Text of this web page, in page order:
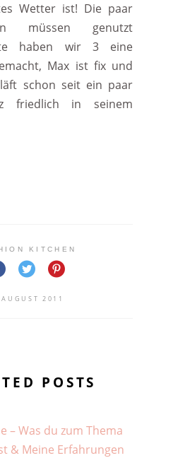
Wetter ist! Die paar
müssen genutzt
haben wir 3 eine
Max ist fix und
schon seit ein paar
friedlich in seinem
KITCHEN
2011
POSTS